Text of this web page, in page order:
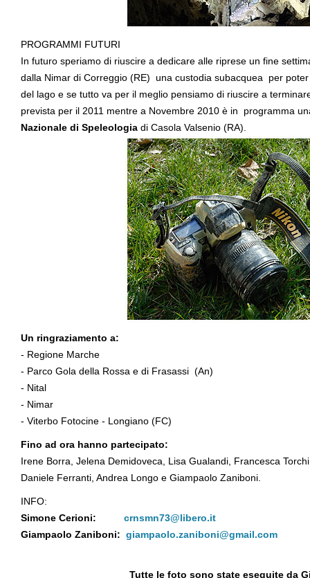
PROGRAMMI FUTURI
In futuro speriamo di riuscire a dedicare alle riprese un fine
dalla Nimar di Correggio (RE) una custodia subacquea per
del lago e se tutto va per il meglio pensiamo di riuscire a
prevista per il 2011 mentre a Novembre 2010 è in programma
Nazionale di Speleologia di Casola Valsenio (RA).
Un ringraziamento a:
- Regione Marche
- Parco Gola della Rossa e di Frasassi (An)
- Nital
- Nimar
- Viterbo Fotocine - Longiano (FC)
Fino ad ora hanno partecipato:
Irene Borra, Jelena Demidoveca, Lisa Gualandi, Francesca
Daniele Ferranti, Andrea Longo e Giampaolo Zaniboni.
INFO:
Simone Cerioni: crnsmn73@libero.it
Giampaolo Zaniboni: giampaolo.zaniboni@gmail.com
Tutte le foto sono state eseguite da